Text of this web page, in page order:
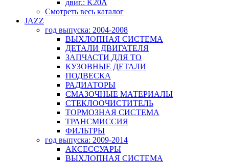
двиг.: K20A
Смотреть весь каталог
JAZZ
год выпуска: 2004-2008
ВЫХЛОПНАЯ СИСТЕМА
ДЕТАЛИ ДВИГАТЕЛЯ
ЗАПЧАСТИ ДЛЯ ТО
КУЗОВНЫЕ ДЕТАЛИ
ПОДВЕСКА
РАДИАТОРЫ
СМАЗОЧНЫЕ МАТЕРИАЛЫ
СТЕКЛООЧИСТИТЕЛЬ
ТОРМОЗНАЯ СИСТЕМА
ТРАНСМИССИЯ
ФИЛЬТРЫ
год выпуска: 2009-2014
АКСЕССУАРЫ
ВЫХЛОПНАЯ СИСТЕМА